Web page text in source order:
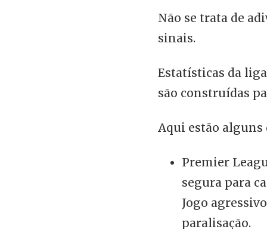
Não se trata de
sinais.
Estatísticas da
são construídas
Aqui estão alguns
Premier
segura para
Jogo
paralisação.